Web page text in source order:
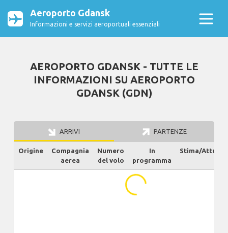
Aeroporto Gdansk
Informazioni e servizi aeroportuali essenziali
AEROPORTO GDANSK - TUTTE LE
INFORMAZIONI SU AEROPORTO
GDANSK (GDN)
ARRIVI PARTENZE
Origine
Compagnia
aerea
Numero
del volo
In
programma
Stima/Attuale
...